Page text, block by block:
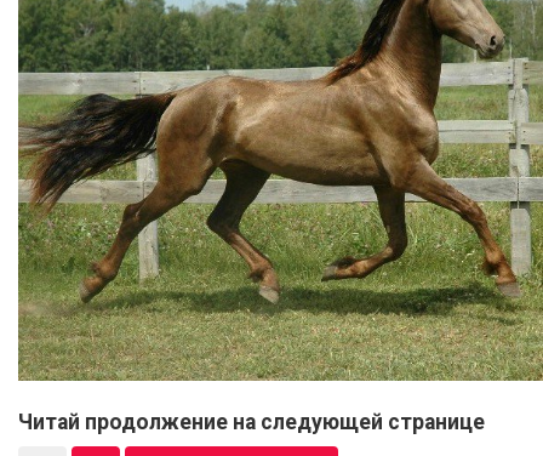
Читай продолжение на следующей странице